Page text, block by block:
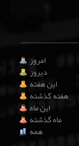
امروز
دیروز
این هفته
هفته گذشته
این ماه
ماه گذشته
همه